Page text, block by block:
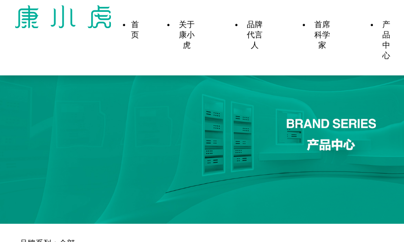
首
页
关于
康小
虎
品牌
代言
人
首席
科学
家
产
品
中
心